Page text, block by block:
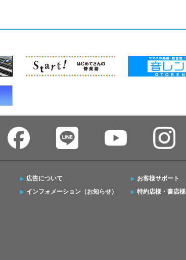
広告について
インフォメーション（お知らせ）
お客様サポート
特約店様・書店